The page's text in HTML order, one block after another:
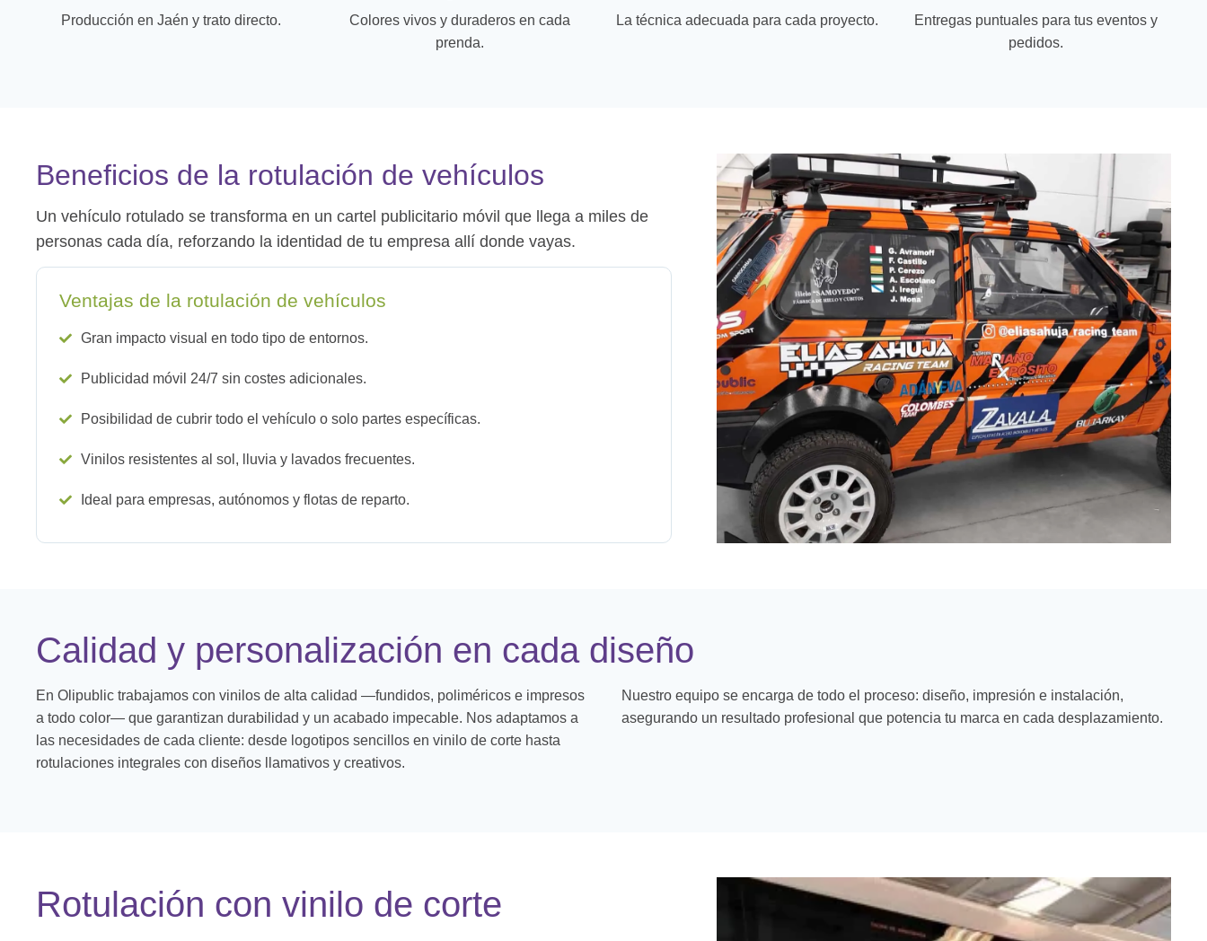
Producción en Jaén y trato directo.
Colores vivos y duraderos en cada
prenda.
La técnica adecuada para cada proyecto.
Entregas puntuales para tus eventos y
pedidos.
Beneficios de la rotulación de vehículos
Un vehículo rotulado se transforma en un cartel publicitario móvil que llega a miles de
personas cada día, reforzando la identidad de tu empresa allí donde vayas.
Ventajas de la rotulación de vehículos
Gran impacto visual en todo tipo de entornos.
Publicidad móvil 24/7 sin costes adicionales.
Posibilidad de cubrir todo el vehículo o solo partes específicas.
Vinilos resistentes al sol, lluvia y lavados frecuentes.
Ideal para empresas, autónomos y flotas de reparto.
Calidad y personalización en cada diseño
En Olipublic trabajamos con vinilos de alta calidad —fundidos, poliméricos e impresos
a todo color— que garantizan durabilidad y un acabado impecable. Nos adaptamos a
las necesidades de cada cliente: desde logotipos sencillos en vinilo de corte hasta
rotulaciones integrales con diseños llamativos y creativos.
Nuestro equipo se encarga de todo el proceso: diseño, impresión e instalación,
asegurando un resultado profesional que potencia tu marca en cada desplazamiento.
Rotulación con vinilo de corte